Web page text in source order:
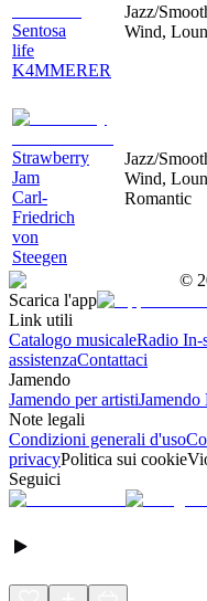
Sentosa
life
K4MMERER
Jazz/
Wind,
Strawberry
Jam
Carl-
Friedrich
von
Steegen
Jazz/
Wind,
Romantic
©
Scarica l'app
Link utili
Catalogo musicaleRadio In-
assistenzaContattaci
Jamendo
Jamendo per artistiJamendo
Note legali
Condizioni generali d'uso
privacyPolitica sui cookie
Seguici